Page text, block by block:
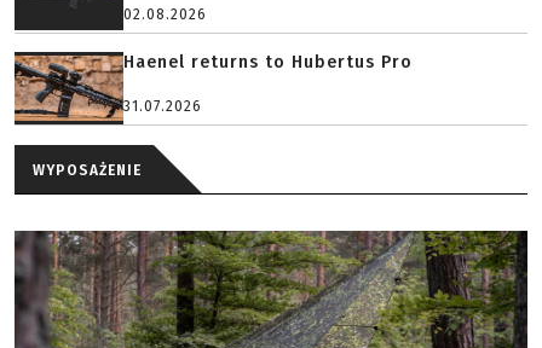
02.08.2026
Haenel returns to Hubertus Pro
31.07.2026
WYPOSAŻENIE